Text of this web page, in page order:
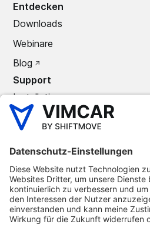
Entdecken
Downloads
Webinare
Blog
Support
Installation
Support Center
Unternehmen
Über uns
Karriere
Partner